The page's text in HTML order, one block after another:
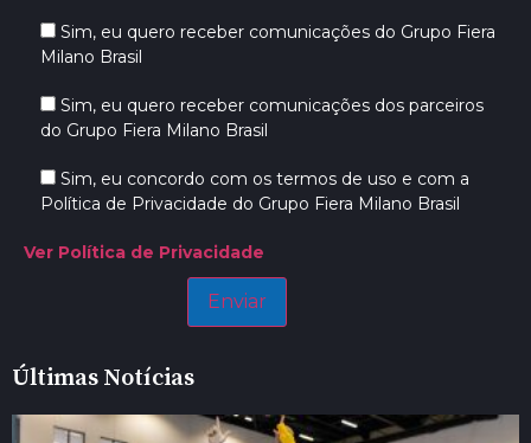
Sim, eu quero receber comunicações do Grupo Fiera
Milano Brasil
Sim, eu quero receber comunicações dos parceiros
do Grupo Fiera Milano Brasil
Sim, eu concordo com os termos de uso e com a
Política de Privacidade do Grupo Fiera Milano Brasil
Ver Política de Privacidade
Últimas Notícias